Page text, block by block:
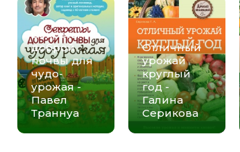
Секреты
доброй
почвы для
чудо-
урожая -
Павел
Траннуа
Отличный
урожай
круглый
год -
Галина
Серикова